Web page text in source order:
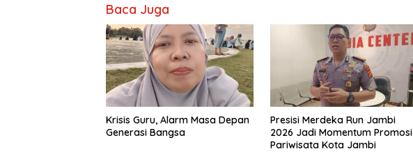
Baca Juga
Krisis Guru, Alarm Masa Depan
Generasi Bangsa
Presisi Merdeka Run Jambi
2026 Jadi Momentum Promosi
Pariwisata Kota Jambi